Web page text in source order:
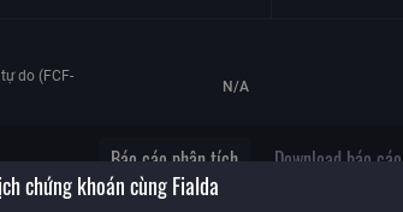
do (FCF-
N/A
Báo cáo phân tích Download báo cáo
Báo cáo cập nhật BÁN
chứng khoán cùng Fialda